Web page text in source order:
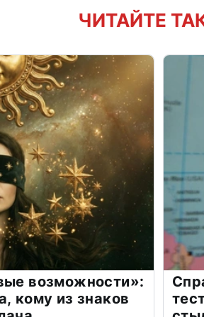
ЧИТАЙТЕ
возможности»:
кому из знаков